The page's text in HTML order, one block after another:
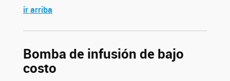
ir arriba
Bomba de infusión de bajo
costo